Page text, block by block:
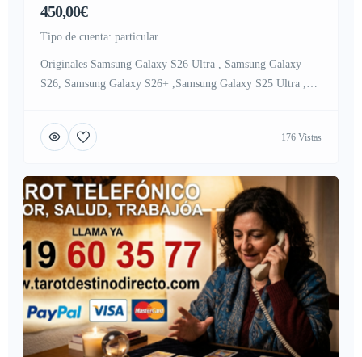
450,00€
tipo de cuenta: particular
Originales Samsung Galaxy S26 Ultra , Samsung Galaxy
S26, Samsung Galaxy S26+ ,Samsung Galaxy S25 Ultra ,
Galaxy S24 Ultra, Samsung Galaxy S24+, Samsung Galaxy
S24 , Samsung Galaxy Z Fold7, Samsung Galaxy Z Flip7 ,
iPhone 17 […]
176 Vistas